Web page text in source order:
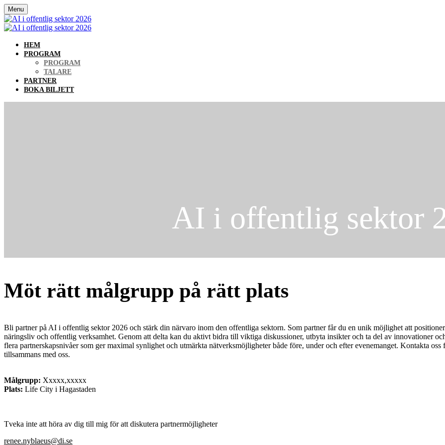
Menu
HEM
PROGRAM
PROGRAM
TALARE
PARTNER
BOKA BILJETT
AI i offentlig sektor
Möt rätt målgrupp på rätt plats
Bli partner på AI i offentlig sektor 2026 och stärk din närvaro inom den offentliga sektorn. Som partner får du en unik möjlighet att
näringsliv och offentlig verksamhet. Genom att delta kan du aktivt bidra till viktiga diskussioner, utbyta insikter och ta del av innovationer
flera partnerskapsnivåer som ger maximal synlighet och utmärkta nätverksmöjligheter både före, under och efter evenemanget. Kontakta
tillsammans med oss.
Målgrupp: Xxxxx,xxxxx
Plats: Life City i Hagastaden
Tveka inte att höra av dig till mig för att diskutera partnermöjligheter
renee.nyblaeus@di.se